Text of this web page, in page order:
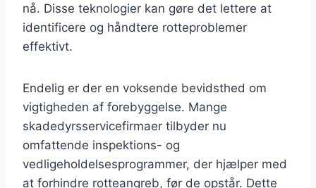
nå. Disse teknologier kan gøre det lettere at
identificere og håndtere rotteproblemer
effektivt.
Endelig er der en voksende bevidsthed om
vigtigheden af forebyggelse. Mange
skadedyrsservicefirmaer tilbyder nu
omfattende inspektions- og
vedligeholdelsesprogrammer, der hjælper med
at forhindre rotteangreb, før de opstår. Dette